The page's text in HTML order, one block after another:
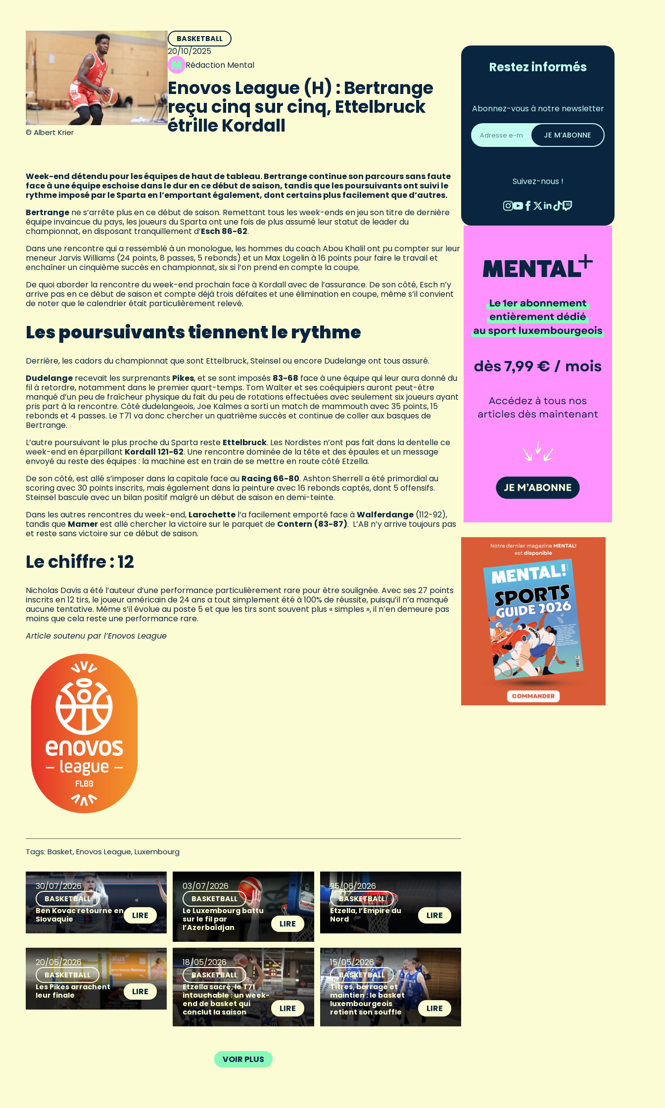
© Albert Krier
BASKETBALL
20/10/2025
Rédaction Mental
Enovos League (H) : Bertrange
reçu cinq sur cinq, Ettelbruck
étrille Kordall
Week-end détendu pour les équipes de haut de tableau. Bertrange continue son parcours sans faute
face à une équipe eschoise dans le dur en ce début de saison, tandis que les poursuivants ont suivi le
rythme imposé par le Sparta en l’emportant également, dont certains plus facilement que d’autres.
Bertrange ne s’arrête plus en ce début de saison. Remettant tous les week-ends en jeu son titre de dernière
équipe invaincue du pays, les joueurs du Sparta ont une fois de plus assumé leur statut de leader du
championnat, en disposant tranquillement d’Esch 86-62.
Dans une rencontre qui a ressemblé à un monologue, les hommes du coach Abou Khalil ont pu compter sur leur
meneur Jarvis Williams (24 points, 8 passes, 5 rebonds) et un Max Logelin à 16 points pour faire le travail et
enchaîner un cinquième succès en championnat, six si l’on prend en compte la coupe.
De quoi aborder la rencontre du week-end prochain face à Kordall avec de l’assurance. De son côté, Esch n’y
arrive pas en ce début de saison et compte déjà trois défaites et une élimination en coupe, même s’il convient
de noter que le calendrier était particulièrement relevé.
Les poursuivants tiennent le rythme
Derrière, les cadors du championnat que sont Ettelbruck, Steinsel ou encore Dudelange ont tous assuré.
Dudelange recevait les surprenants Pikes, et se sont imposés 83-68 face à une équipe qui leur aura donné du
fil à retordre, notamment dans le premier quart-temps. Tom Walter et ses coéquipiers auront peut-être
manqué d’un peu de fraîcheur physique du fait du peu de rotations effectuées avec seulement six joueurs ayant
pris part à la rencontre. Côté dudelangeois, Joe Kalmes a sorti un match de mammouth avec 35 points, 15
rebonds et 4 passes. Le T71 va donc chercher un quatrième succès et continue de coller aux basques de
Bertrange.
L’autre poursuivant le plus proche du Sparta reste Ettelbruck. Les Nordistes n’ont pas fait dans la dentelle ce
week-end en éparpillant Kordall 121-62. Une rencontre dominée de la tête et des épaules et un message
envoyé au reste des équipes : la machine est en train de se mettre en route côté Etzella.
De son côté, est allé s’imposer dans la capitale face au Racing 66-80. Ashton Sherrell a été primordial au
scoring avec 30 points inscrits, mais également dans la peinture avec 16 rebonds captés, dont 5 offensifs.
Steinsel bascule avec un bilan positif malgré un début de saison en demi-teinte.
Dans les autres rencontres du week-end, Larochette l’a facilement emporté face àWalferdange (112-92),
tandis que Mamerest allé chercher la victoire sur le parquet de Contern (83-87). L’AB n’y arrive toujours pas
et reste sans victoire sur ce début de saison.
Le chiffre : 12
Nicholas Davis a été l’auteur d’une performance particulièrement rare pour être soulignée. Avec ses 27 points
inscrits en 12 tirs, le joueur américain de 24 ans a tout simplement été à 100% de réussite, puisqu’il n’a manqué
aucune tentative. Même s’il évolue au poste 5 et que les tirs sont souvent plus « simples », il n’en demeure pas
moins que cela reste une performance rare.
Article soutenu par l’Enovos League
Tags: Basket Enovos League Luxembourg
30/07/2026
BASKETBALL
Ben Kovac retourne en
Slovaquie
LIRE
03/07/2026
BASKETBALL
Le Luxembourg battu
sur le fil par
l’Azerbaïdjan
LIRE
25/06/2026
BASKETBALL
Etzella, l’Empire du
Nord
LIRE
20/05/2026
BASKETBALL
Les Pikes arrachent
leur finale
LIRE
18/05/2026
BASKETBALL
Etzella sacré, le T71
intouchable : un week-
end de basket qui
conclut la saison
LIRE
15/05/2026
BASKETBALL
Titres, barrage et
maintien : le basket
luxembourgeois
retient son souffle
LIRE
VOIR PLUS
Restez informés
Abonnez-vous à notre newsletter
Adresse
email
*
JE M’ABONNE
Suivez-nous !